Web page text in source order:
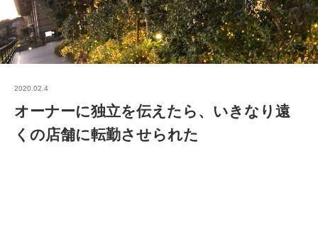
2020.02.4
オーナーに独立を伝えたら、いきなり遠
くの店舗に転勤させられた